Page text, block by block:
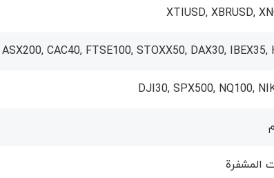
XTIUSD, XBRUSD,
ASX200, CAC40, FTSE100, STOXX50, DAX30, IBEX35,
DJI30, SPX500, NQ100,
المشفرة